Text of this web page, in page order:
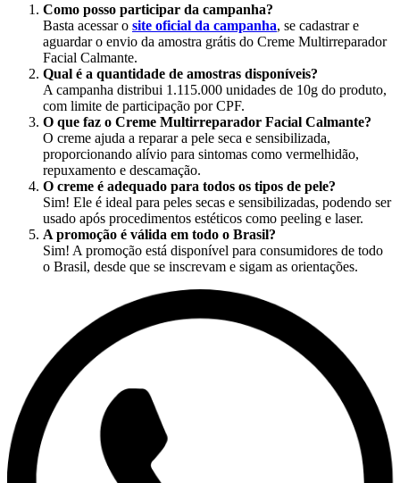
Como posso participar da campanha?
Basta acessar o site oficial da campanha, se cadastrar e
aguardar o envio da amostra grátis do Creme Multirreparador
Facial Calmante.
Qual é a quantidade de amostras disponíveis?
A campanha distribui 1.115.000 unidades de 10g do produto,
com limite de participação por CPF.
O que faz o Creme Multirreparador Facial Calmante?
O creme ajuda a reparar a pele seca e sensibilizada,
proporcionando alívio para sintomas como vermelhidão,
repuxamento e descamação.
O creme é adequado para todos os tipos de pele?
Sim! Ele é ideal para peles secas e sensibilizadas, podendo ser
usado após procedimentos estéticos como peeling e laser.
A promoção é válida em todo o Brasil?
Sim! A promoção está disponível para consumidores de todo
o Brasil, desde que se inscrevam e sigam as orientações.